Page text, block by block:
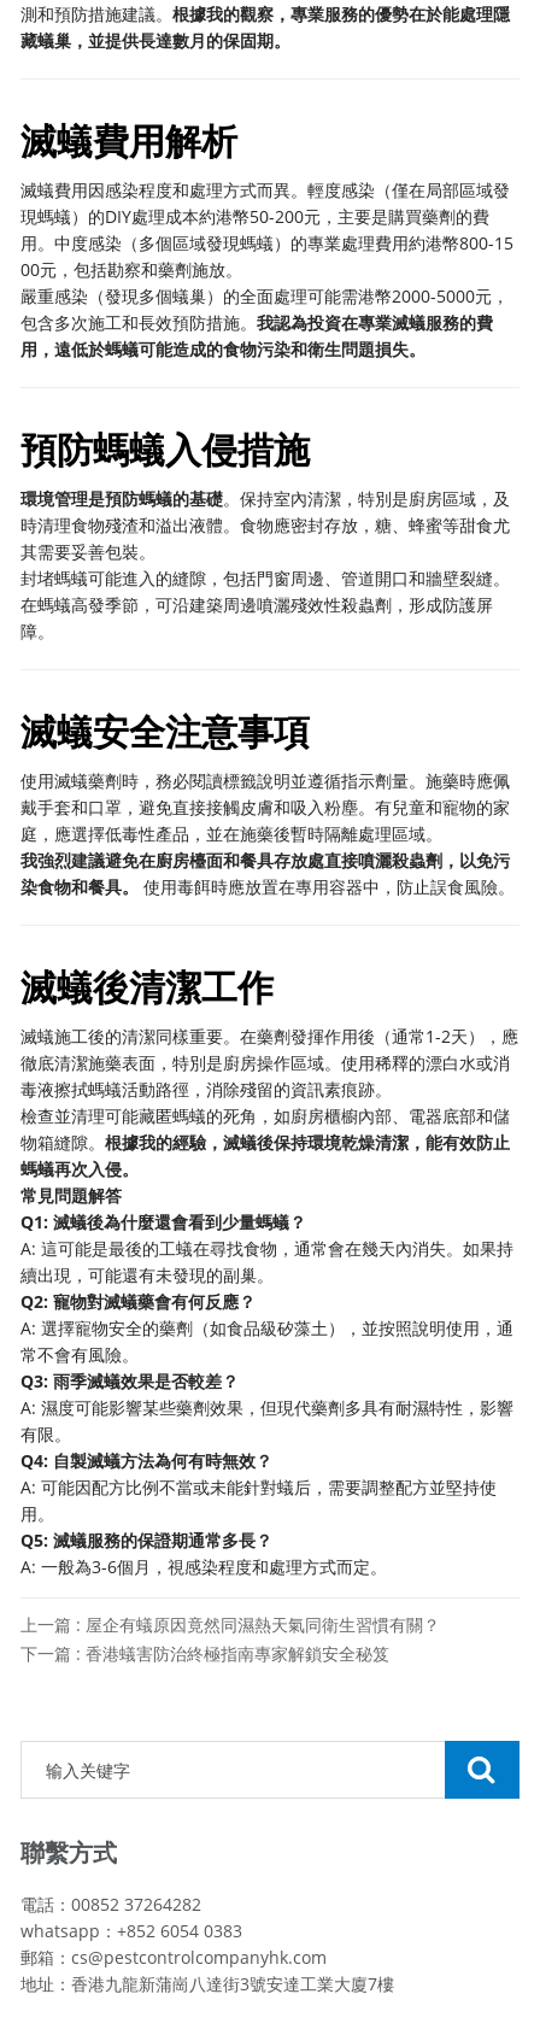
測和預防措施建議。根據我的觀察，專業服務的優勢在於能處理隱
藏蟻巢，並提供長達數月的保固期。
滅蟻費用解析
滅蟻費用因感染程度和處理方式而異。輕度感染（僅在局部區域發
現螞蟻）的DIY處理成本約港幣50-200元，主要是購買藥劑的費
用。中度感染（多個區域發現螞蟻）的專業處理費用約港幣800-15
00元，包括勘察和藥劑施放。
嚴重感染（發現多個蟻巢）的全面處理可能需港幣2000-5000元，
包含多次施工和長效預防措施。我認為投資在專業滅蟻服務的費
用，遠低於螞蟻可能造成的食物污染和衛生問題損失。
預防螞蟻入侵措施
環境管理是預防螞蟻的基礎。保持室內清潔，特別是廚房區域，及
時清理食物殘渣和溢出液體。食物應密封存放，糖、蜂蜜等甜食尤
其需要妥善包裝。
封堵螞蟻可能進入的縫隙，包括門窗周邊、管道開口和牆壁裂縫。
在螞蟻高發季節，可沿建築周邊噴灑殘效性殺蟲劑，形成防護屏
障。
滅蟻安全注意事項
使用滅蟻藥劑時，務必閱讀標籤說明並遵循指示劑量。施藥時應佩
戴手套和口罩，避免直接接觸皮膚和吸入粉塵。有兒童和寵物的家
庭，應選擇低毒性產品，並在施藥後暫時隔離處理區域。
我強烈建議避免在廚房檯面和餐具存放處直接噴灑殺蟲劑，以免污
染食物和餐具。
​ 使用毒餌時應放置在專用容器中，防止誤食風險。
滅蟻後清潔工作
滅蟻施工後的清潔同樣重要。在藥劑發揮作用後（通常1-2天），應
徹底清潔施藥表面，特別是廚房操作區域。使用稀釋的漂白水或消
毒液擦拭螞蟻活動路徑，消除殘留的資訊素痕跡。
檢查並清理可能藏匿螞蟻的死角，如廚房櫃櫥內部、電器底部和儲
物箱縫隙。根據我的經驗，滅蟻後保持環境乾燥清潔，能有效防止
螞蟻再次入侵。
常見問題解答
Q1: 滅蟻後為什麼還會看到少量螞蟻？
A: 這可能是最後的工蟻在尋找食物，通常會在幾天內消失。如果持
續出現，可能還有未發現的副巢。
Q2: 寵物對滅蟻藥會有何反應？
A: 選擇寵物安全的藥劑（如食品級矽藻土），並按照說明使用，通
常不會有風險。
Q3: 雨季滅蟻效果是否較差？
A: 濕度可能影響某些藥劑效果，但現代藥劑多具有耐濕特性，影響
有限。
Q4: 自製滅蟻方法為何有時無效？
A: 可能因配方比例不當或未能針對蟻后，需要調整配方並堅持使
用。
Q5: 滅蟻服務的保證期通常多長？
A: 一般為3-6個月，視感染程度和處理方式而定。
上一篇 : 屋企有蟻原因竟然同濕熱天氣同衛生習慣有關？
下一篇 : 香港蟻害防治終極指南專家解鎖安全秘笈
聯繫方式
電話：00852 37264282
whatsapp：+852 6054 0383
郵箱：cs@pestcontrolcompanyhk.com
地址：香港九龍新蒲崗八達街3號安達工業大廈7樓